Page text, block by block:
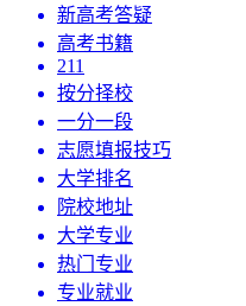
新高考答疑
高考书籍
211
按分择校
一分一段
志愿填报技巧
大学排名
院校地址
大学专业
热门专业
专业就业